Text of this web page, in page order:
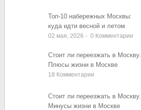
Топ-10 набережных Москвы:
куда идти весной и летом
02 мая, 2026 - 0 Комментарии
Стоит ли переезжать в Москву.
Плюсы жизни в Москве
18 Комментарии
Стоит ли переезжать в Москву.
Минусы жизни в Москве